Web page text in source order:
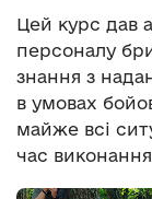
Цей курс дав
персоналу
знання з
в умовах
майже всі
час